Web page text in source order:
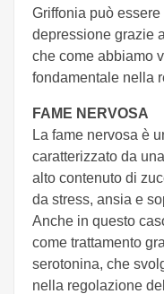
Griffonia può
depressione grazie
che come abbiamo
fondamentale nella
FAME NERVOSA
La fame nervosa è
caratterizzato da
alto contenuto di
da stress, ansia e
Anche in questo
come trattamento
serotonina, che
nella regolazione